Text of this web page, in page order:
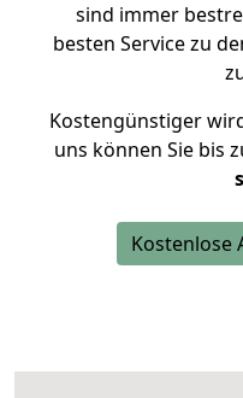
sind immer
besten Service zu
Kostengünstiger
uns können Sie bis
Kostenlose